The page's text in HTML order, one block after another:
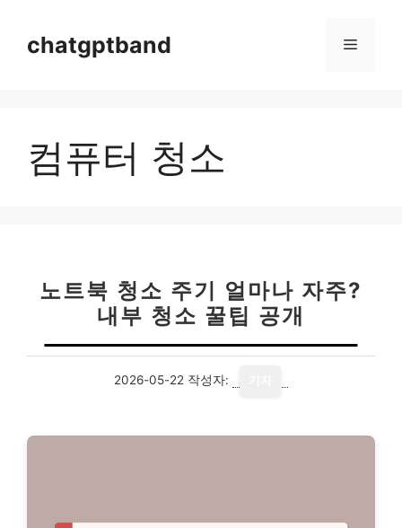
chatgptband 메
컴퓨터 청소
노트북 청소 주기 얼마나 자주?
내부 청소 꿀팁 공개
2026-05-22 작성자: